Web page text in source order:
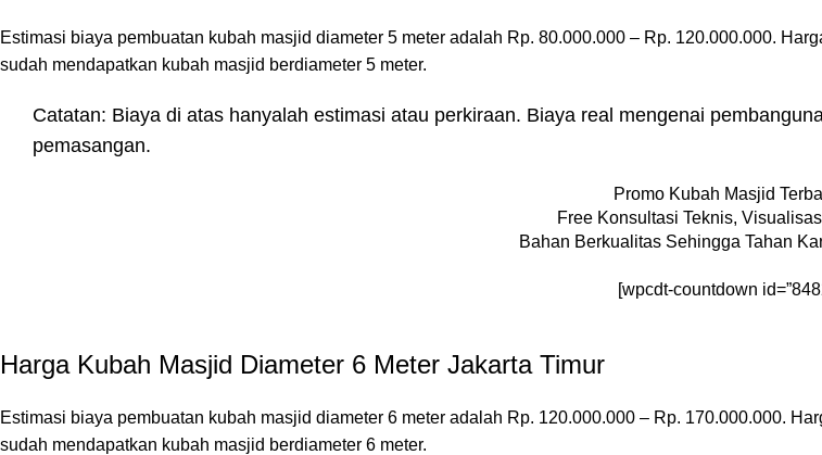
Estimasi biaya pembuatan kubah masjid diameter 5 meter adalah Rp. 80.000.000 – Rp. 120.000.000.
sudah mendapatkan kubah masjid berdiameter 5 meter.
Catatan: Biaya di atas hanyalah estimasi atau perkiraan. Biaya real mengenai
pemasangan.
Promo Kubah Masjid
Free Konsultasi Teknis,
Bahan Berkualitas Sehingga Tahan
[wpcdt-countdown
Harga Kubah Masjid Diameter 6 Meter Jakarta Timur
Estimasi biaya pembuatan kubah masjid diameter 6 meter adalah Rp. 120.000.000 – Rp. 170.000.000.
sudah mendapatkan kubah masjid berdiameter 6 meter.